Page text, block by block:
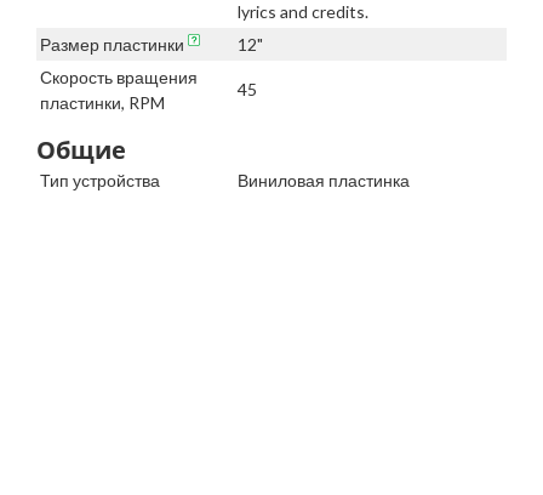
lyrics and credits.
Размер пластинки
12"
Скорость вращения
пластинки, RPM
45
Общие
Тип устройства Виниловая пластинка